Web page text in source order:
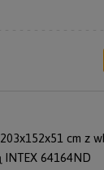
cm z
64164ND